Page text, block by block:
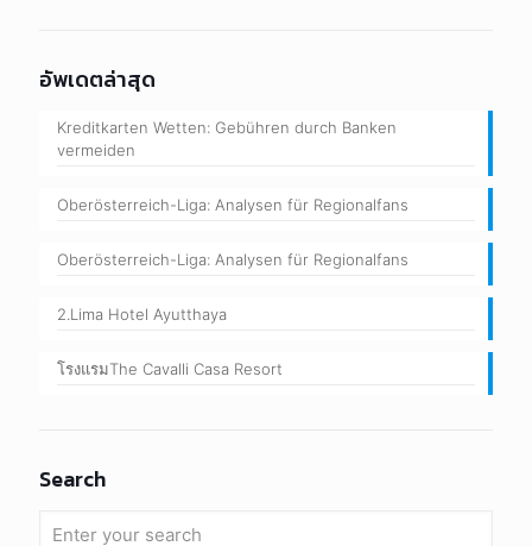
อัพเดตล่าสุด
Kreditkarten Wetten: Gebühren durch Banken
vermeiden
Oberösterreich-Liga: Analysen für Regionalfans
Oberösterreich-Liga: Analysen für Regionalfans
2.Lima Hotel Ayutthaya
โรงแรมThe Cavalli Casa Resort
Search